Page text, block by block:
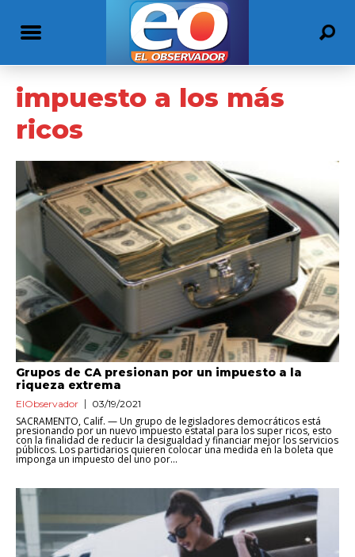
impuesto a los más
ricos
Grupos de CA presionan por un impuesto a la
riqueza extrema
ElObservador 03/19/2021
SACRAMENTO, Calif. — Un grupo de legisladores democráticos está
presionando por un nuevo impuesto estatal para los super ricos, esto
con la finalidad de reducir la desigualdad y financiar mejor los servicios
públicos. Los partidarios quieren colocar una medida en la boleta que
imponga un impuesto del uno por...